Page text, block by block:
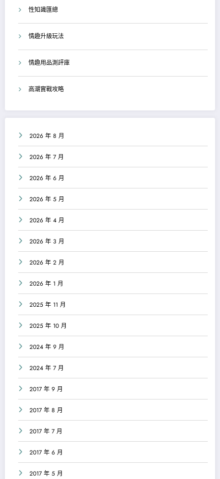
性知識匯總
情趣升級玩法
情趣用品測評庫
高潮實戰攻略
2026 年 8 月
2026 年 7 月
2026 年 6 月
2026 年 5 月
2026 年 4 月
2026 年 3 月
2026 年 2 月
2026 年 1 月
2025 年 11 月
2025 年 10 月
2024 年 9 月
2024 年 7 月
2017 年 9 月
2017 年 8 月
2017 年 7 月
2017 年 6 月
2017 年 5 月